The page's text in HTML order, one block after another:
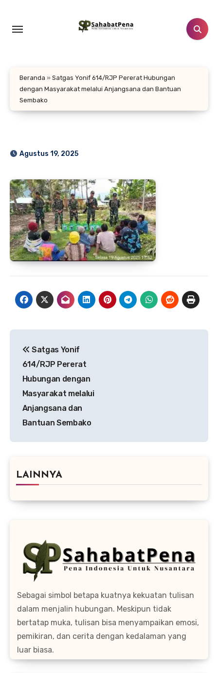
konten
Beranda » Satgas Yonif 614/RJP Pererat Hubungan
dengan Masyarakat melalui Anjangsana dan Bantuan
Sembako
Agustus 19, 2025
pos
Satgas Yonif
614/RJP Pererat
Hubungan dengan
Masyarakat melalui
Anjangsana dan
Bantuan Sembako
LAINNYA
Sebagai simbol betapa kuatnya kekuatan tulisan
dalam menjalin hubungan. Meskipun tidak
bertatap muka, tulisan bisa menyampaikan emosi,
pemikiran, dan cerita dengan kedalaman yang
luar biasa.